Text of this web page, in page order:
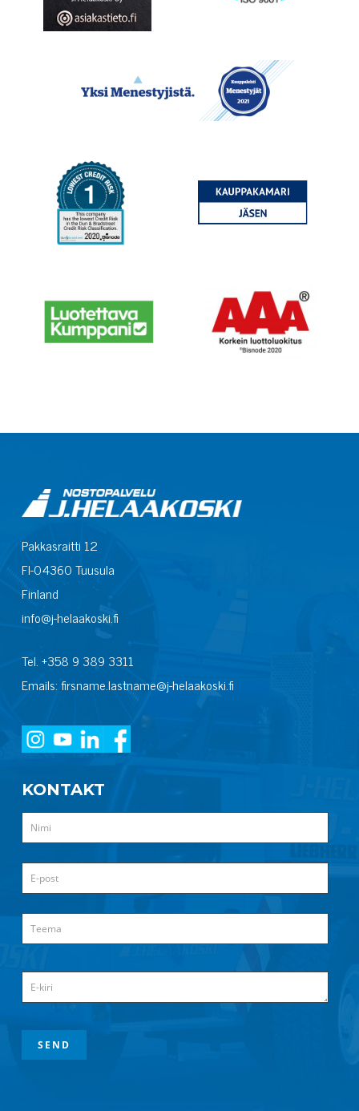
Pakkasraitti 12
FI-04360 Tuusula
Finland
info@j-helaakoski.fi
Tel. +358 9 389 3311
Emails: firsname.lastname@j-helaakoski.fi
KONTAKT